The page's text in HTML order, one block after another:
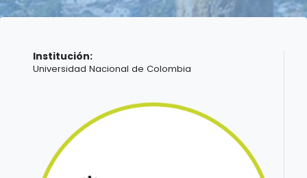
Institución:
Universidad Nacional de Colombia